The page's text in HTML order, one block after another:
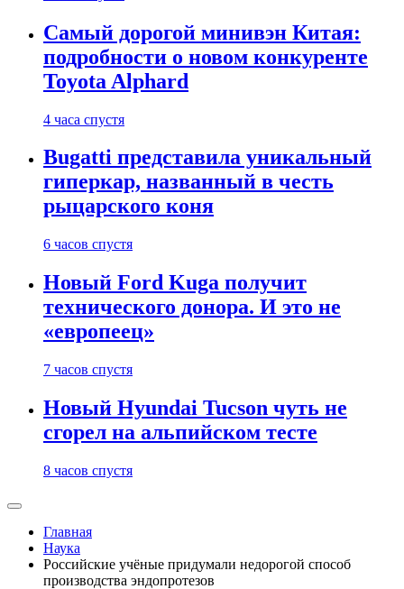
Самый дорогой минивэн Китая:
подробности о новом конкуренте
Toyota Alphard
4 часа спустя
Bugatti представила уникальный
гиперкар, названный в честь
рыцарского коня
6 часов спустя
Новый Ford Kuga получит
технического донора. И это не
«европеец»
7 часов спустя
Новый Hyundai Tucson чуть не
сгорел на альпийском тесте
8 часов спустя
Главная
Наука
Российские учёные придумали недорогой способ
производства эндопротезов